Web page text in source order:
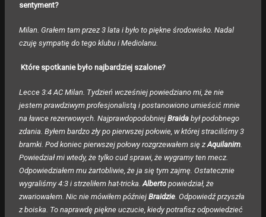
sentyment?
Milan. Grałem tam przez 3 lata i było to piękne środowisko. Nadal
czuję sympatię do tego klubu i Mediolanu.
Które spotkanie było najbardziej szalone?
Lecce 3:4 AC Milan. Tydzień wcześniej powiedziano mi, że nie
jestem prawdziwym profesjonalistą i postanowiono umieścić mnie
na ławce rezerwowych. Najprawdopodobniej Braida był podobnego
zdania. Byłem bardzo zły po pierwszej połowie, w której straciliśmy 3
bramki. Pod koniec pierwszej połowy rozgrzewałem się z Aquilanim
Powiedział mi wtedy, że tylko cud sprawi, że wygramy ten mecz.
Odpowiedziałem mu żartobliwie, że ja się tym zajmę. Ostatecznie
wygraliśmy 4:3 i strzeliłem hat-tricka. Alberto powiedział, że
zwariowałem. Nic nie mówiłem później Braidzie . Odpowiedź przyszła
z boiska. To naprawdę piękne uczucie, kiedy potrafisz odpowiedzieć